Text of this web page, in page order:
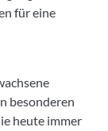
für eine
besonderen
heute immer